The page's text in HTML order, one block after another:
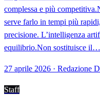
complessa e più
serve farlo in tempi più
precisione. L’intelligenza
equilibrio.Non sostituisce il…
27 aprile 2026 · Redazione
Staff